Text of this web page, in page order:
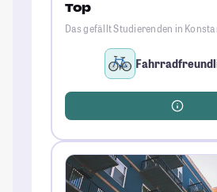
Top
Das gefällt Studierenden in